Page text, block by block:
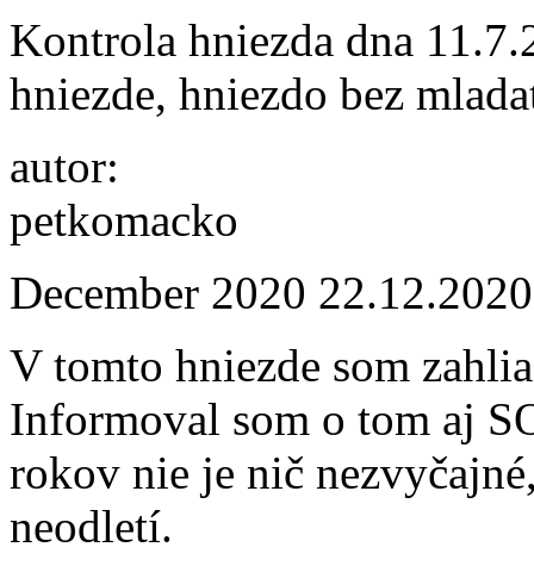
Kontrola hniezda dna
hniezde, hniezdo bez
autor:
petkomacko
December 2020
V tomto hniezde som
Informoval som o tom aj
rokov nie je nič
neodletí.